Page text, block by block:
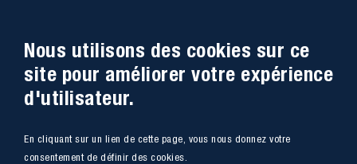
Téléphone
04 66 78 50 00
Coordonnée GPS:44.13312 - 4.08836
Plan du site Marchés Publics
Nous utilisons des cookies sur ce
site pour améliorer votre expérience
d'utilisateur.
En cliquant sur un lien de cette page, vous nous donnez votre
consentement de définir des cookies.